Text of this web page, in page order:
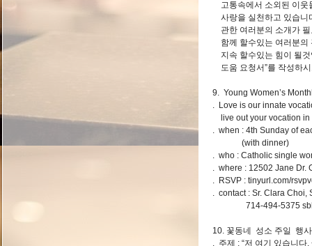
고통속에서 소외된 이웃
사랑을 실천하고 있습니
관한 여러분의 소개가
함께 할수있는 여러분의
지속 할수있는 힘이 될것
도움 요청서”를 작성하
9. Young Women’s
. Love is our innate
live out your vocation in
. when : 4th Sunday of
(with dinner)
. who : Catholic single
. where : 12502 Jane Dr.
. RSVP : tinyurl.com/
. contact : Sr. Clara Choi,
714-494-5375
10. 꽃동네 성소 주일 행사
. 주제 : “저 여기 있습니다